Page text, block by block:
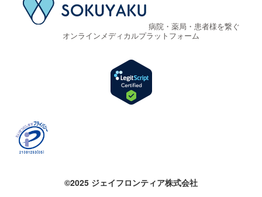
病院・薬局・患者様を繋ぐ
オンラインメディカルプラットフォーム
©2025 ジェイフロンティア株式会社